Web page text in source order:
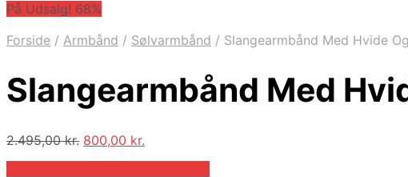
På Udsalg! 68%
Forside / Armbånd / Sølvarmbånd / Slangearmbånd Med Hvide
Slangearmbånd Med
2.495,00kr. Den
800,00 kr.